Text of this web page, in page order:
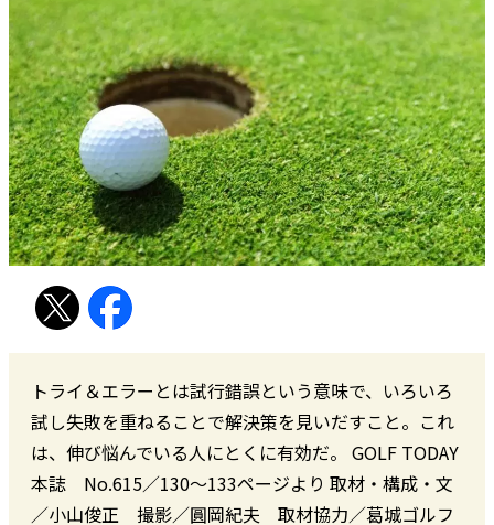
トライ＆エラーとは試行錯誤という意味で、いろいろ
試し失敗を重ねることで解決策を見いだすこと。これ
は、伸び悩んでいる人にとくに有効だ。 GOLF TODAY
本誌 No.615／130〜133ページより 取材・構成・文
／小山俊正 撮影／圓岡紀夫 取材協力／葛城ゴルフ